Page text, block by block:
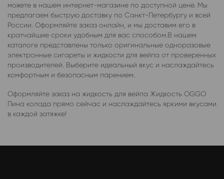
можете в нашем интернет-магазине по доступной цене. Мы
предлагаем быструю доставку по Санкт-Петербургу и всей
России. Оформляйте заказ онлайн, и мы доставим его в
кратчайшие сроки удобным для вас способом.В нашем
каталоге представлены только оригинальные одноразовые
электронные сигареты и жидкости для вейпа от проверенных
производителей. Выберите идеальный вкус и наслаждайтесь
комфортным и безопасным парением.
Оформляйте заказ на жидкость для вейпа Жидкость OGGO
Пина колада прямо сейчас и наслаждайтесь яркими вкусами
в каждой затяжке!